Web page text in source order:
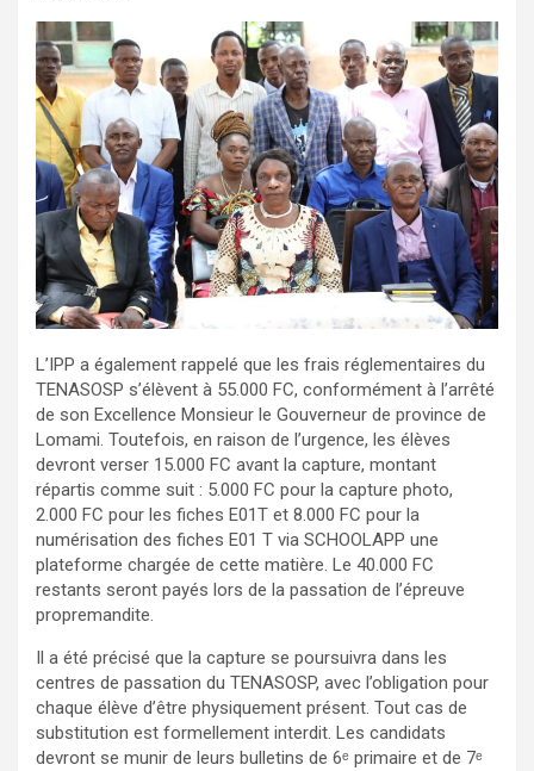
L’IPP a également rappelé que les frais réglementaires du
TENASOSP s’élèvent à 55.000 FC, conformément à l’arrêté
de son Excellence Monsieur le Gouverneur de province de
Lomami. Toutefois, en raison de l’urgence, les élèves
devront verser 15.000 FC avant la capture, montant
répartis comme suit : 5.000 FC pour la capture photo,
2.000 FC pour les fiches E01T et 8.000 FC pour la
numérisation des fiches E01 T via SCHOOLAPP une
plateforme chargée de cette matière. Le 40.000 FC
restants seront payés lors de la passation de l’épreuve
propremandite.
Il a été précisé que la capture se poursuivra dans les
centres de passation du TENASOSP, avec l’obligation pour
chaque élève d’être physiquement présent. Tout cas de
substitution est formellement interdit. Les candidats
devront se munir de leurs bulletins de 6ᵉ primaire et de 7ᵉ